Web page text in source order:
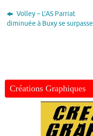
Volley – L’AS Parriat
diminuée à Buxy se surpasse
Créations Graphiques